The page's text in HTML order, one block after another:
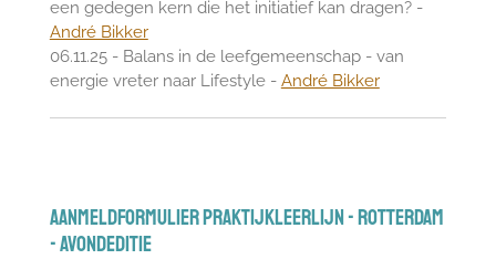
een gedegen kern die het initiatief kan dragen? -
André Bikker
06.11.25 - Balans in de leefgemeenschap - van
energie vreter naar Lifestyle - André Bikker
aanmeldformulier praktijkleerlijn - Rotterdam
- avondeditie